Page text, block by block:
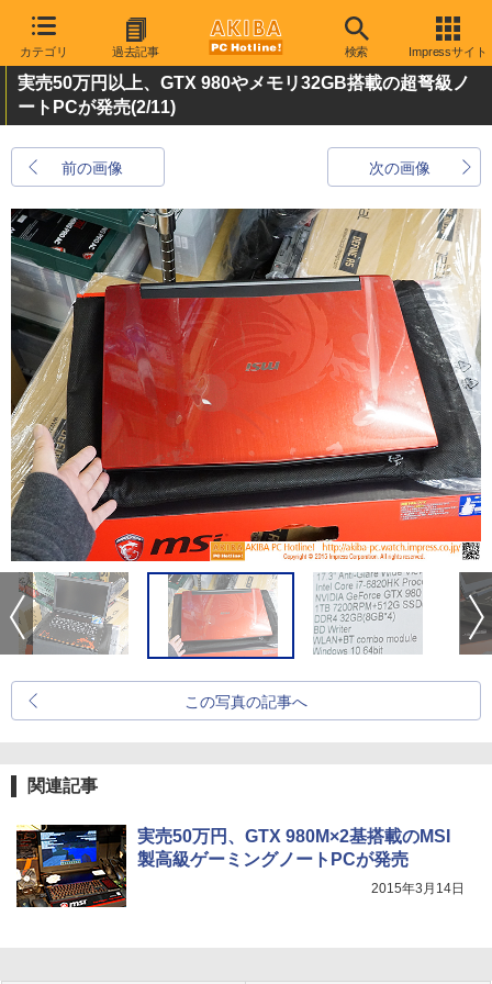
カテゴリ 過去記事 検索 Impressサイト
実売50万円以上、GTX 980やメモリ32GB搭載の超弩級ノ
ートPCが発売(2/11)
前の画像 次の画像
この写真の記事へ
関連記事
実売50万円、GTX 980M×2基搭載のMSI
製高級ゲーミングノートPCが発売
2015年3月14日